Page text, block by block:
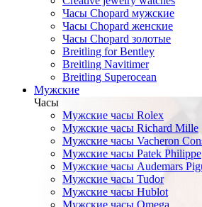
Часы Chopard мужские
Часы Сhopard женские
Часы Сhopard золотые
Breitling for Bentley
Breitling Navitimer
Breitling Superocean
Мужские
Часы
Мужские часы Rolex
Мужские часы Richard Mille
Мужские часы Vacheron
Мужские часы Patek Philippe
Мужские часы Audemars
Мужские часы Tudor
Мужские часы Hublot